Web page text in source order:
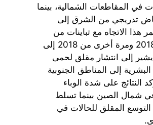
في المقاطعات الشمالية، بينما
تدريجي من الشرق إلى
هذا الاتجاه مع تباينات من
2015 إلى 2018 ومرة أخرى من 2018 إلى
يشير إلى انتشار مقلق لحمى
إلى المناطق الجنوبية
النتائج على شدة الوباء
شمال الصين بينما تسلط
المقلق للحالات في